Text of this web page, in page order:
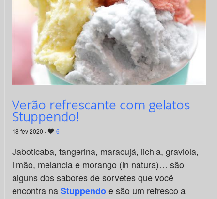
Verão refrescante com gelatos
Stuppendo!
18 fev 2020 · 6
Jaboticaba, tangerina, maracujá, lichia, graviola,
limão, melancia e morango (in natura)… são
alguns dos sabores de sorvetes que você
encontra naStuppendoe são um refresco a